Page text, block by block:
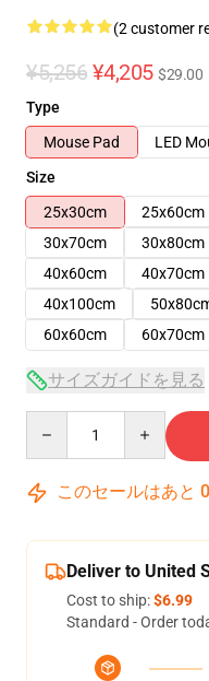
(2 customer
¥5,256 ¥4,205 $29.00
Type
Mouse Pad
LED
Size
25x30cm
25x60cm
30x70cm
30x80cm
40x60cm
40x70cm
40x100cm
60x60cm
60x70cm
サイズガイドを見る
このセールはあと
Deliver to United
Cost to ship:$6.99
Standard - Order